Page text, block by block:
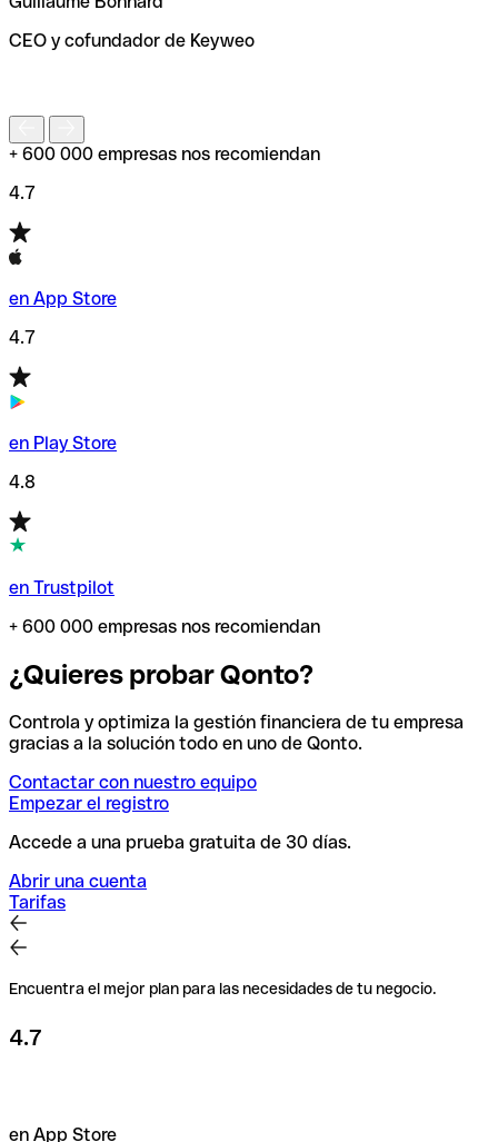
de enviar tu transferencia.
CEO y cofundador de Keyweo
+ 600 000 empresas nos recomiendan
4.7
en App Store
4.7
en Play Store
4.8
en Trustpilot
+ 600 000 empresas nos recomiendan
¿Quieres probar Qonto?
Controla y optimiza la gestión financiera de tu empresa
gracias a la solución todo en uno de Qonto.
Contactar con nuestro equipo
Empezar el registro
Accede a una prueba gratuita de 30 días.
Abrir una cuenta
Tarifas
Encuentra el mejor plan para las necesidades de tu negocio.
4.7
en App Store